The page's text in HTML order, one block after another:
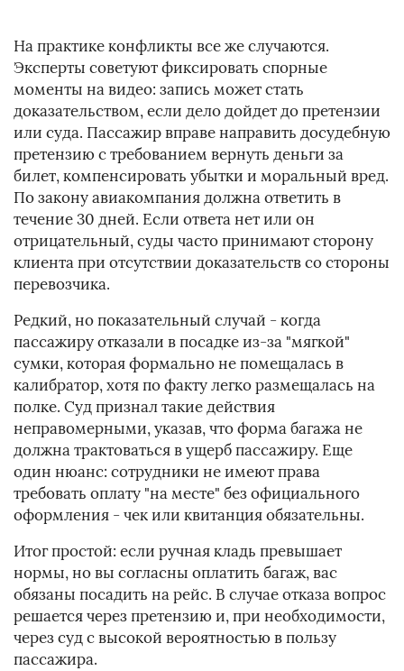
На практике конфликты все же случаются.
Эксперты советуют фиксировать спорные
моменты на видео: запись может стать
доказательством, если дело дойдет до претензии
или суда. Пассажир вправе направить досудебную
претензию с требованием вернуть деньги за
билет, компенсировать убытки и моральный вред.
По закону авиакомпания должна ответить в
течение 30 дней. Если ответа нет или он
отрицательный, суды часто принимают сторону
клиента при отсутствии доказательств со стороны
перевозчика.
Редкий, но показательный случай - когда
пассажиру отказали в посадке из-за "мягкой"
сумки, которая формально не помещалась в
калибратор, хотя по факту легко размещалась на
полке. Суд признал такие действия
неправомерными, указав, что форма багажа не
должна трактоваться в ущерб пассажиру. Еще
один нюанс: сотрудники не имеют права
требовать оплату "на месте" без официального
оформления - чек или квитанция обязательны.
Итог простой: если ручная кладь превышает
нормы, но вы согласны оплатить багаж, вас
обязаны посадить на рейс. В случае отказа вопрос
решается через претензию и, при необходимости,
через суд с высокой вероятностью в пользу
пассажира.